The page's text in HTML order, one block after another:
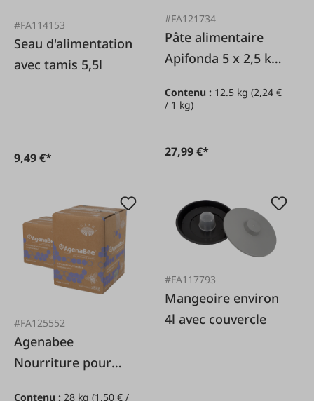
#FA114153
Seau d'alimentation
avec tamis 5,5l
9,49 €*
#FA121734
Pâte alimentaire
Apifonda 5 x 2,5 kg
Contenu : 12.5 kg(2,24 €
/ 1 kg)
27,99 €*
#FA125552
Agenabee
Nourriture pour
Contenu : 28 kg (1,50 € /
#FA117793
Mangeoire environ
4l avec couvercle